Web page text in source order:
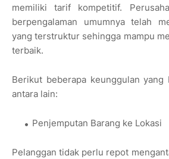
memiliki tarif kompetitif.
berpengalaman umumnya telah
yang terstruktur sehingga mampu
terbaik.
Berikut beberapa keunggulan yang
antara lain:
Penjemputan Barang ke Lokasi
Pelanggan tidak perlu repot